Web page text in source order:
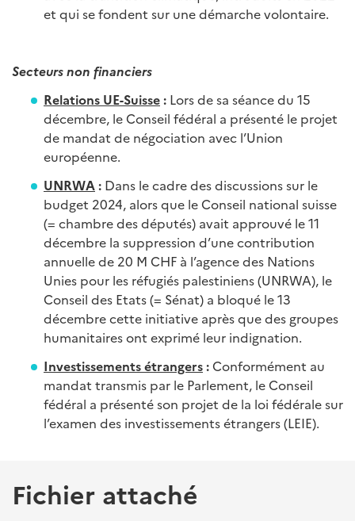
et qui se fondent sur une démarche volontaire.
Secteurs non financiers
Relations UE-Suisse: Lors de sa séance du 15
décembre, le Conseil fédéral a présenté le projet
de mandat de négociation avec l’Union
européenne.
UNRWA: Dans le cadre des discussions sur le
budget 2024, alors que le Conseil national suisse
(= chambre des députés) avait approuvé le 11
décembre la suppression d’une contribution
annuelle de 20 M CHF à l’agence des Nations
Unies pour les réfugiés palestiniens (UNRWA), le
Conseil des Etats (= Sénat) a bloqué le 13
décembre cette initiative après que des groupes
humanitaires ont exprimé leur indignation.
Investissements étrangers: Conformément au
mandat transmis par le Parlement, le Conseil
fédéral a présenté son projet de la loi fédérale sur
l’examen des investissements étrangers (LEIE).
Fichier attaché